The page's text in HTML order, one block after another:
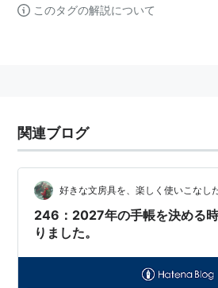
このタグの解説について
関連ブログ
好きな文房具を、楽しく使いこなし
246：2027年の手帳を決める
りました。